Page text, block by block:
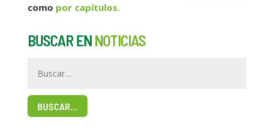
como por capítulos.
BUSCAR EN NOTICIAS
BUSCAR…